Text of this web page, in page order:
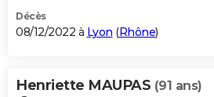
Décès
08/12/2022 à Lyon (Rhône)
Henriette MAUPAS (91 ans)